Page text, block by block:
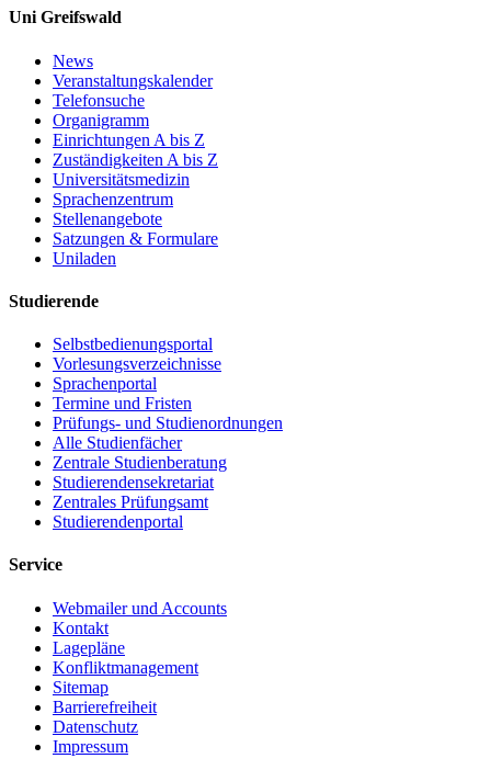
Uni Greifswald
News
Veranstaltungskalender
Telefonsuche
Organigramm
Einrichtungen A bis Z
Zuständigkeiten A bis Z
Universitätsmedizin
Sprachenzentrum
Stellenangebote
Satzungen & Formulare
Uniladen
Studierende
Selbstbedienungsportal
Vorlesungsverzeichnisse
Sprachenportal
Termine und Fristen
Prüfungs- und Studienordnungen
Alle Studienfächer
Zentrale Studienberatung
Studierendensekretariat
Zentrales Prüfungsamt
Studierendenportal
Service
Webmailer und Accounts
Kontakt
Lagepläne
Konfliktmanagement
Sitemap
Barrierefreiheit
Datenschutz
Impressum